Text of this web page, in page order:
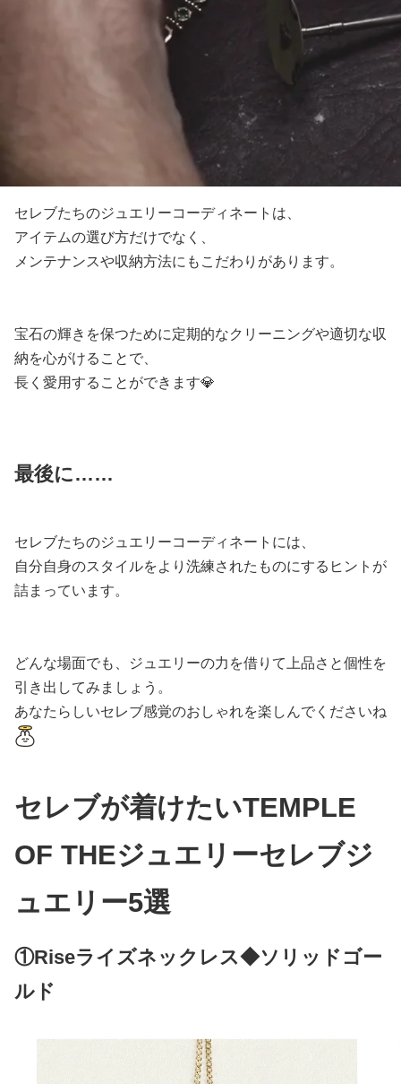
セレブたちのジュエリーコーディネートは、
アイテムの選び方だけでなく、
メンテナンスや収納方法にもこだわりがあります。
宝石の輝きを保つために定期的なクリーニングや適切な収
納を心がけることで、
長く愛用することができます💎
最後に……
セレブたちのジュエリーコーディネートには、
自分自身のスタイルをより洗練されたものにするヒントが
詰まっています。
どんな場面でも、ジュエリーの力を借りて上品さと個性を
引き出してみましょう。
あなたらしいセレブ感覚のおしゃれを楽しんでくださいね
セレブが着けたいTEMPLE
OF THEジュエリーセレブジ
ュエリー5選
①Riseライズネックレス◆ソリッドゴー
ルド